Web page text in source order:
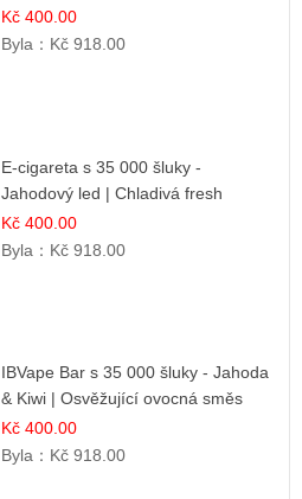
Kč 400.00
Byla： Kč 918.00
E-cigareta s 35 000 šluky -
Jahodový led | Chladivá fresh
příchuť
Kč 400.00
Byla： Kč 918.00
IBVape Bar s 35 000 šluky - Jahoda
& Kiwi | Osvěžující ovocná směs
Kč 400.00
Byla： Kč 918.00